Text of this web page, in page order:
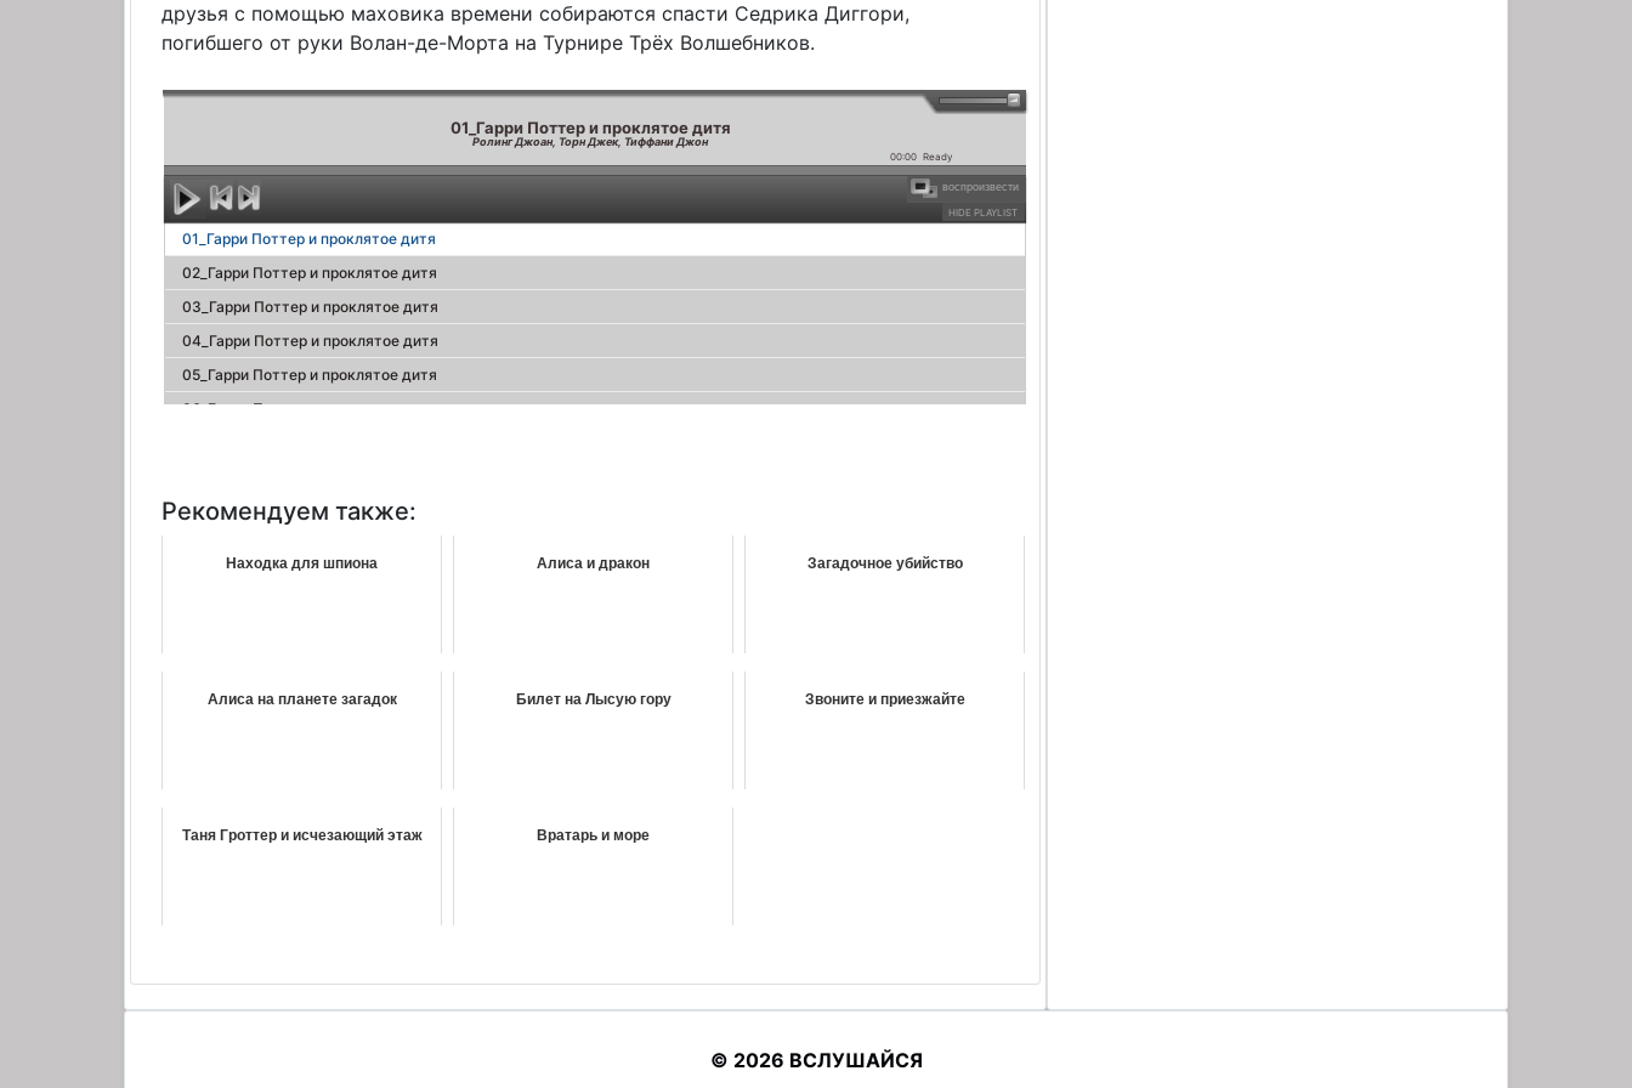
друзья с помощью маховика времени собираются спасти Седрика Диггори,
погибшего от руки Волан-де-Морта на Турнире Трёх Волшебников.
01_Гарри Поттер и проклятое дитя
Ролинг Джоан, Торн Джек, Тиффани Джон
00:00 Ready
HIDE PLAYLIST
воспроизвести
01_Гарри Поттер и проклятое дитя
02_Гарри Поттер и проклятое дитя
03_Гарри Поттер и проклятое дитя
04_Гарри Поттер и проклятое дитя
05_Гарри Поттер и проклятое дитя
06_Гарри Поттер и проклятое дитя
09_Гарри Поттер и проклятое дитя
Рекомендуем также:
Находка для шпиона Алиса и дракон Загадочное убийство
Алиса на планете загадок Билет на Лысую гору Звоните и приезжайте
Таня Гроттер и исчезающий этаж Вратарь и море
© 2026 ВСЛУШАЙСЯ